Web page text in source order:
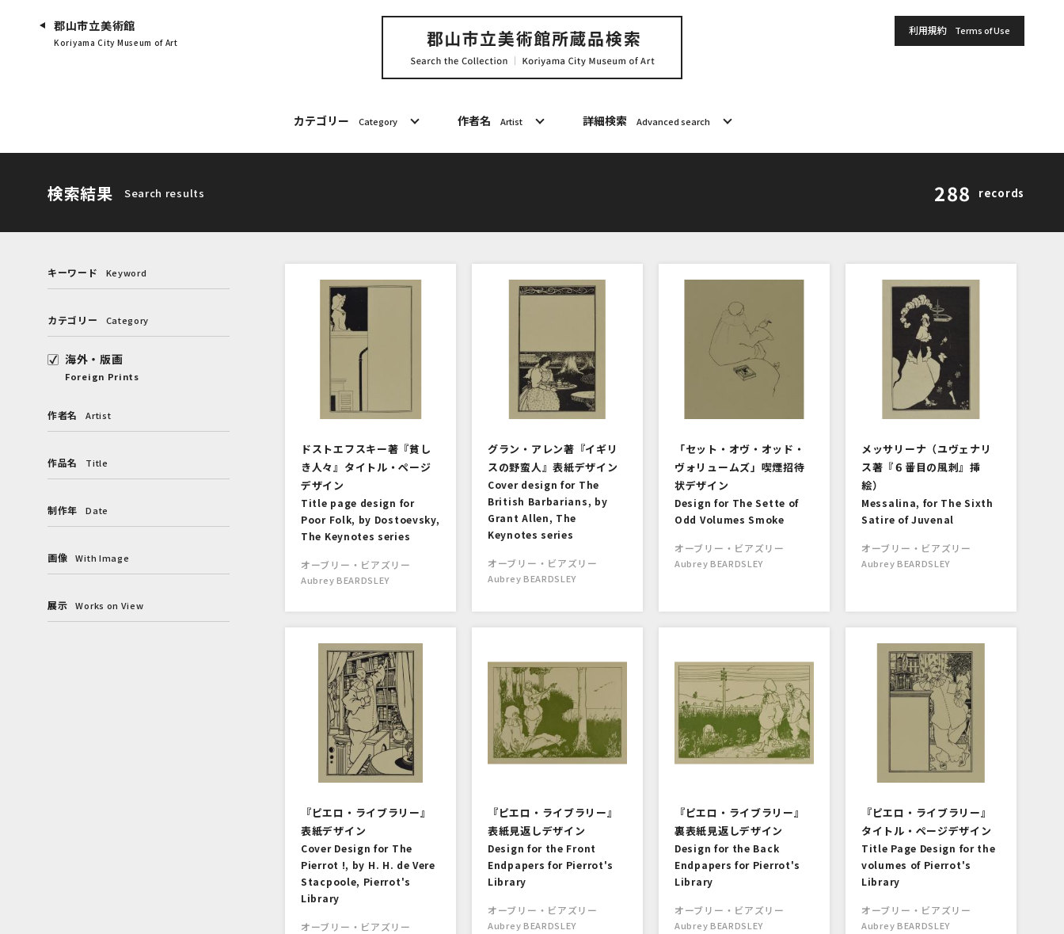
カテゴリー Category 作者名 Artist 詳細検索 Advanced search
利用規約 Terms of Use
郡山市立美術館
Koriyama City Museum of Art
検索結果 Search results 288 records
キーワード Keyword
カテゴリー Category
海外・版画
Foreign Prints
作者名 Artist
作品名 Title
制作年 Date
画像 With Image
展示 Works on View
ドストエフスキー著『貧し
き人々』タイトル・ページ
デザイン
Title page design for
Poor Folk, by Dostoevsky,
The Keynotes series
オーブリー・ビアズリー
Aubrey BEARDSLEY
グラン・アレン著『イギリ
スの野蛮人』表紙デザイン
Cover design for The
British Barbarians, by
Grant Allen, The
Keynotes series
オーブリー・ビアズリー
Aubrey BEARDSLEY
「セット・オヴ・オッド・
ヴォリュームズ」喫煙招待
状デザイン
Design for The Sette of
Odd Volumes Smoke
オーブリー・ビアズリー
Aubrey BEARDSLEY
メッサリーナ（ユヴェナリ
ス著『６番目の風刺』挿
絵）
Messalina, for The Sixth
Satire of Juvenal
オーブリー・ビアズリー
Aubrey BEARDSLEY
『ピエロ・ライブラリー』
表紙デザイン
Cover Design for The
Pierrot !, by H. H. de Vere
Stacpoole, Pierrot's
Library
オーブリー・ビアズリー
『ピエロ・ライブラリー』
表紙見返しデザイン
Design for the Front
Endpapers for Pierrot's
Library
オーブリー・ビアズリー
Aubrey BEARDSLEY
『ピエロ・ライブラリー』
裏表紙見返しデザイン
Design for the Back
Endpapers for Pierrot's
Library
オーブリー・ビアズリー
Aubrey BEARDSLEY
『ピエロ・ライブラリー』
タイトル・ページデザイン
Title Page Design for the
volumes of Pierrot's
Library
オーブリー・ビアズリー
Aubrey BEARDSLEY